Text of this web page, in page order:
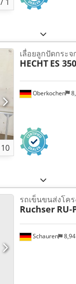
10
Oberkochen
เลื่อยลูกปัดกระจ
HECHT ES 350
Schauren
รถเข็นขนส่งโค
Ruchser RU-